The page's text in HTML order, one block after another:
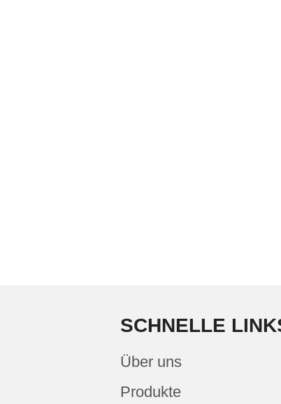
SCHNELLE
Über uns
Produkte